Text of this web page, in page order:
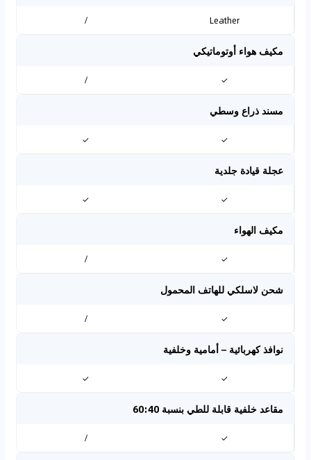
Leather
/
مكيف هواء أوتوماتيكي
✓
/
مسند ذراع وسطي
✓
✓
عجلة قيادة جلدية
✓
✓
مكيف الهواء
✓
/
شحن لاسلكي للهاتف المحمول
✓
/
نوافذ كهربائية – أمامية وخلفية
✓
✓
مقاعد خلفية قابلة للطي بنسبة 60:40
✓
/